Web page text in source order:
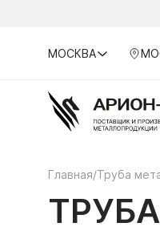
МОСКВА
Главная/Труба